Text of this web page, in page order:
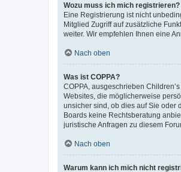
Wozu muss ich mich registrieren?
Eine Registrierung ist nicht
Mitglied Zugriff auf zusätzliche
weiter. Wir empfehlen Ihnen eine
Nach oben
Was ist COPPA?
COPPA, ausgeschrieben
Websites, die möglicherweise
unsicher sind, ob dies auf Sie oder
Boards keine Rechtsberatung
juristische Anfragen zu diesem
Nach oben
Warum kann ich mich nicht